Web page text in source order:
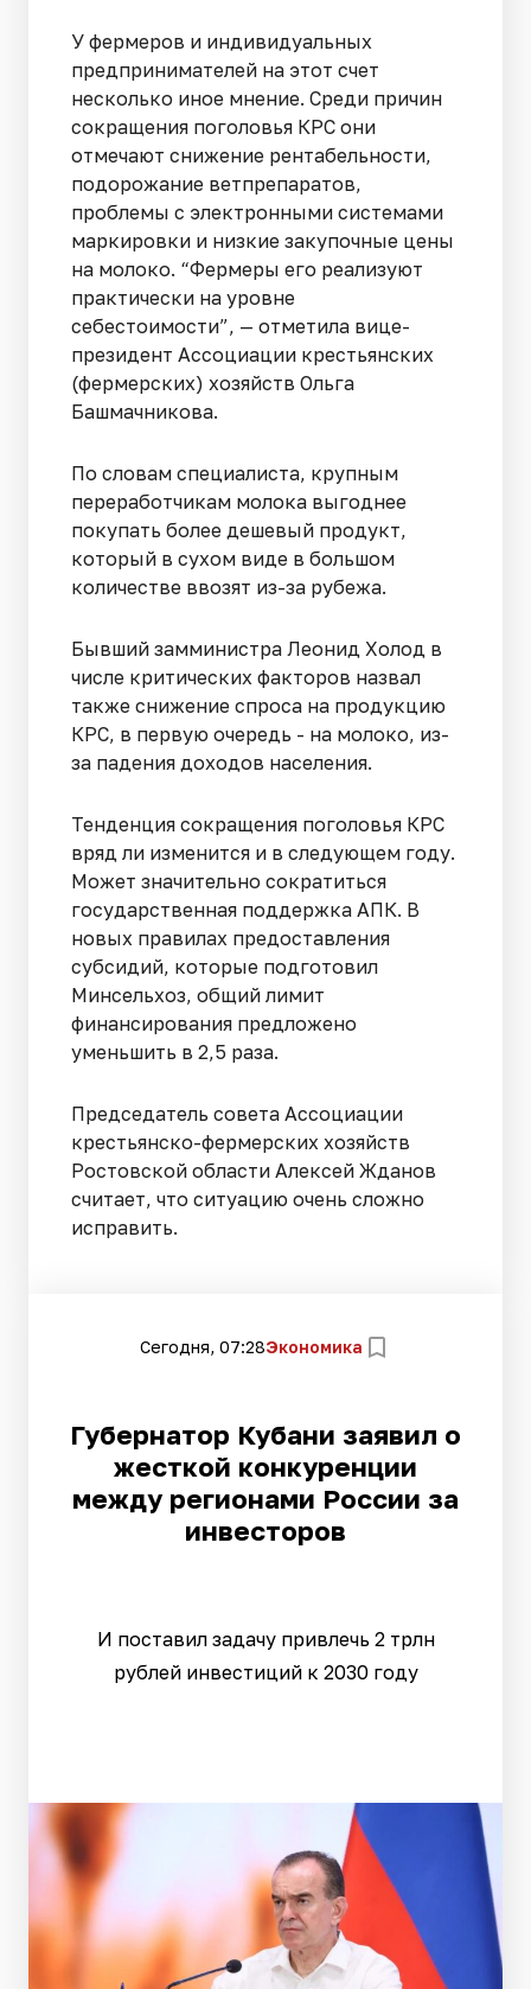
У фермеров и индивидуальных
предпринимателей на этот счет
несколько иное мнение. Среди причин
сокращения поголовья КРС они
отмечают снижение рентабельности,
подорожание ветпрепаратов,
проблемы с электронными системами
маркировки и низкие закупочные цены
на молоко. “Фермеры его реализуют
практически на уровне
себестоимости”, — отметила вице-
президент Ассоциации крестьянских
(фермерских) хозяйств Ольга
Башмачникова.
По словам специалиста, крупным
переработчикам молока выгоднее
покупать более дешевый продукт,
который в сухом виде в большом
количестве ввозят из-за рубежа.
Бывший замминистра Леонид Холод в
числе критических факторов назвал
также снижение спроса на продукцию
КРС, в первую очередь - на молоко, из-
за падения доходов населения.
Тенденция сокращения поголовья КРС
вряд ли изменится и в следующем году.
Может значительно сократиться
государственная поддержка АПК. В
новых правилах предоставления
субсидий, которые подготовил
Минсельхоз, общий лимит
финансирования предложено
уменьшить в 2,5 раза.
Председатель совета Ассоциации
крестьянско-фермерских хозяйств
Ростовской области Алексей Жданов
считает, что ситуацию очень сложно
исправить.
Сегодня, 07:28Экономика
Губернатор Кубани заявил о
жесткой конкуренции
между регионами России за
инвесторов
И поставил задачу привлечь 2 трлн
рублей инвестиций к 2030 году